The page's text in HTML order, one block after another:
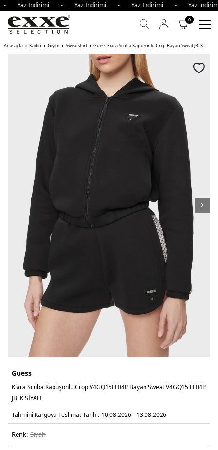
Yaz İndirimi - Yaz İndirimi - Yaz İndirimi - Yaz
0
Anasayfa Kadın Giyim Sweatshirt Guess Kiara Scuba Kapüşonlu Crop Bayan Sweat JBLK
Guess
Kiara Scuba Kapüşonlu Crop V4GQ15FL04P Bayan Sweat V4GQ15 FL04P
JBLK SİYAH
Tahmini Kargoya Teslimat Tarihi: 10.08.2026 - 13.08.2026
Renk: si̇yah